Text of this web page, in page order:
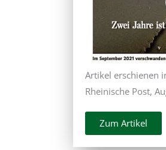
Artikel erschienen
Rheinische Post,
Zum Artikel